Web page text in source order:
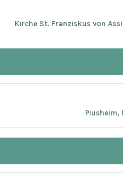
Kirche St. Franziskus von